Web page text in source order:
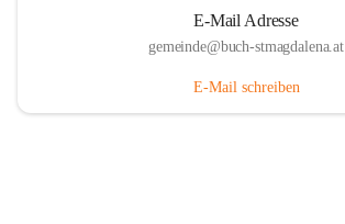
E-Mail Adresse
gemeinde@buch-stmagdalena.at
E-Mail schreiben